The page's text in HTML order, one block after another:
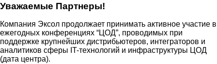
Уважаемые Партнеры!
Компания Эксол продолжает принимать активное участие в
ежегодных конференциях “ЦОД”, проводимых при
поддержке крупнейших дистрибьютеров, интеграторов и
аналитиков сферы IT-технологий и инфраструктуры ЦОД
(дата центра).